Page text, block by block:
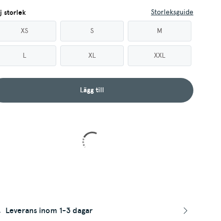
storlek Storleksguide
XS S M
L XL XXL
Lägg till
Leverans inom 1-3 dagar